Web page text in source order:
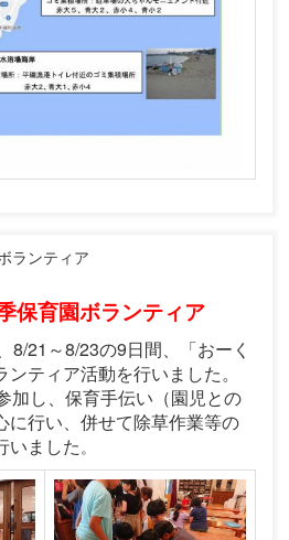
ランティア
育園ボランティア
8/21～8/23の9日間、「おーく
ティア活動を行いました。
加し、保育手伝い（園児との
に行い、併せて除草作業等の
いました。